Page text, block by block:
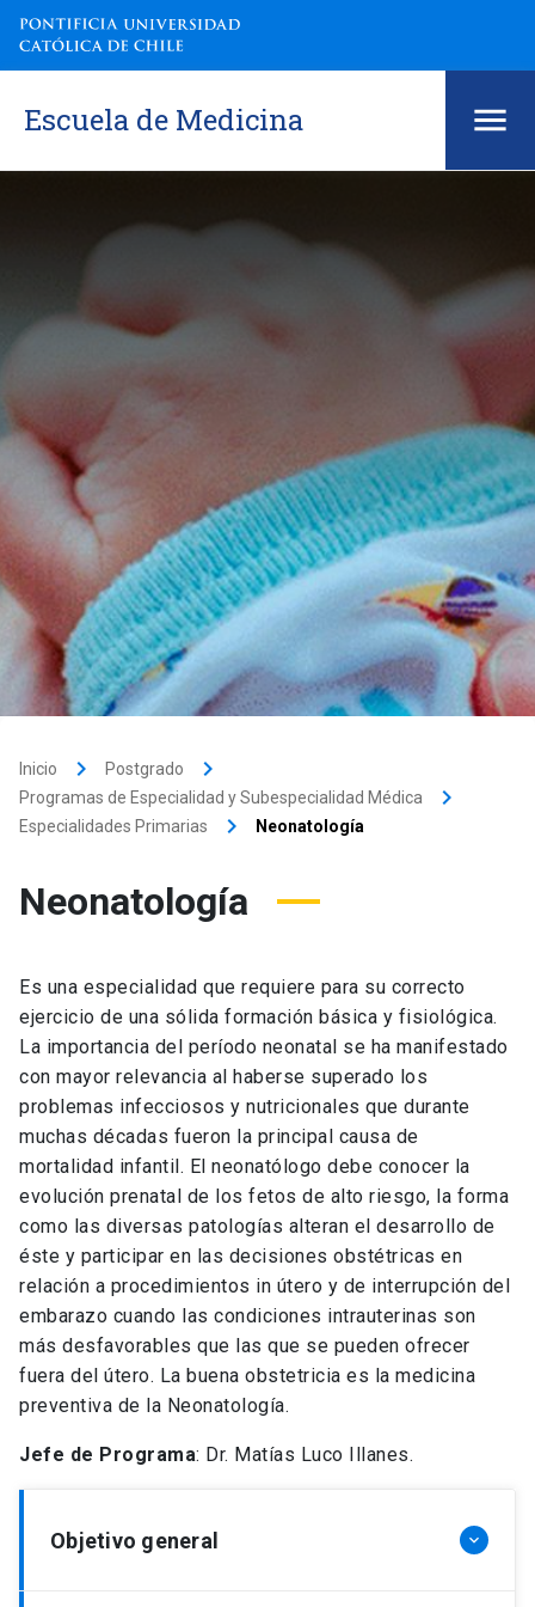
Escuela de Medicina
Inicio keyboard_arrow_right Postgrado keyboard_arrow_right
Programas de Especialidad y Subespecialidad Médica keyboard_arrow_right
Especialidades Primarias keyboard_arrow_right Neonatología
Neonatología
Es una especialidad que requiere para su correcto
ejercicio de una sólida formación básica y fisiológica.
La importancia del período neonatal se ha manifestado
con mayor relevancia al haberse superado los
problemas infecciosos y nutricionales que durante
muchas décadas fueron la principal causa de
mortalidad infantil. El neonatólogo debe conocer la
evolución prenatal de los fetos de alto riesgo, la forma
como las diversas patologías alteran el desarrollo de
éste y participar en las decisiones obstétricas en
relación a procedimientos in útero y de interrupción del
embarazo cuando las condiciones intrauterinas son
más desfavorables que las que se pueden ofrecer
fuera del útero. La buena obstetricia es la medicina
preventiva de la Neonatología.
Jefe de Programa: Dr. Matías Luco Illanes.
Objetivo general keyboard_arrow_down